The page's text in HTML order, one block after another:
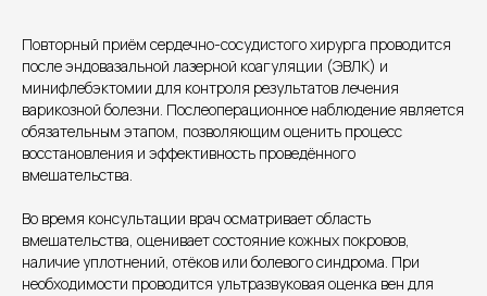
Повторный приём сердечно-сосудистого хирурга проводится
после эндовазальной лазерной коагуляции (ЭВЛК) и
минифлебэктомии для контроля результатов лечения
варикозной болезни. Послеоперационное наблюдение является
обязательным этапом, позволяющим оценить процесс
восстановления и эффективность проведённого
вмешательства.
Во время консультации врач осматривает область
вмешательства, оценивает состояние кожных покровов,
наличие уплотнений, отёков или болевого синдрома. При
необходимости проводится ультразвуковая оценка вен для
Контакты